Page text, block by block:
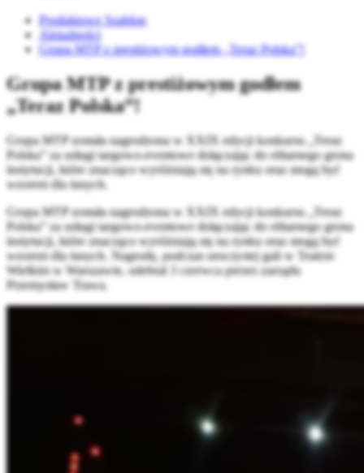
Produktowe Szablon
Aktualności
Grupa MTP z prestiżowym godłem „Teraz Polska”!
Grupa MTP z prestiżowym godłem
„Teraz Polska”!
Grupa MTP została nagrodzona w XXIX edycji konkursu „Teraz
Polska” za usługi targowo-eventowe dołączając do elitarnego grona
instytucji, które znacząco wyróżniają się na rynku oraz mogą być
wzorem dla innych.
Grupa MTP została nagrodzona w XXIX edycji konkursu „Teraz
Polska” za usługi targowo-eventowe dołączając do elitarnego grona
instytucji, które znacząco wyróżniają się na rynku oraz mogą być
wzorem dla innych. Nagrodę, podczas uroczystej gali w Teatrze
Wielkim w Warszawie, odebrał 3 czerwca prezes zarządu
Przemysław Trawa.